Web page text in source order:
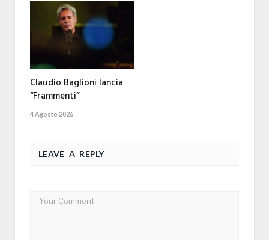
Claudio Baglioni lancia
“Frammenti”
4 Agosto 2026
LEAVE A REPLY